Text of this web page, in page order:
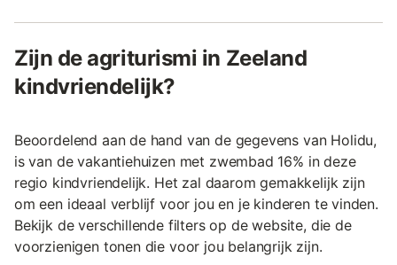
Zijn de agriturismi in Zeeland
kindvriendelijk?
Beoordelend aan de hand van de gegevens van Holidu,
is van de vakantiehuizen met zwembad 16% in deze
regio kindvriendelijk. Het zal daarom gemakkelijk zijn
om een ideaal verblijf voor jou en je kinderen te vinden.
Bekijk de verschillende filters op de website, die de
voorzienigen tonen die voor jou belangrijk zijn.